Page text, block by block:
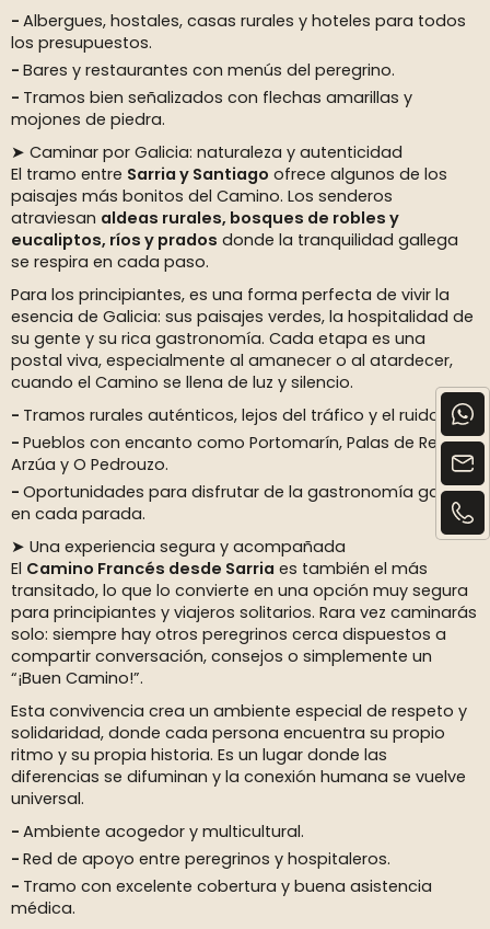
Albergues, hostales, casas rurales y hoteles para todos
los presupuestos.
Bares y restaurantes con menús del peregrino.
Tramos bien señalizados con flechas amarillas y
mojones de piedra.
➤ Caminar por Galicia: naturaleza y autenticidad
El tramo entre Sarria y Santiago ofrece algunos de los
paisajes más bonitos del Camino. Los senderos
atraviesan aldeas rurales, bosques de robles y
eucaliptos, ríos y prados donde la tranquilidad gallega
se respira en cada paso.
Para los principiantes, es una forma perfecta de vivir la
esencia de Galicia: sus paisajes verdes, la hospitalidad de
su gente y su rica gastronomía. Cada etapa es una
postal viva, especialmente al amanecer o al atardecer,
cuando el Camino se llena de luz y silencio.
Tramos rurales auténticos, lejos del tráfico y el ruido.
Pueblos con encanto como Portomarín, Palas de Rei,
Arzúa y O Pedrouzo.
Oportunidades para disfrutar de la gastronomía gallega
en cada parada.
➤ Una experiencia segura y acompañada
El Camino Francés desde Sarria es también el más
transitado, lo que lo convierte en una opción muy segura
para principiantes y viajeros solitarios. Rara vez caminarás
solo: siempre hay otros peregrinos cerca dispuestos a
compartir conversación, consejos o simplemente un
“¡Buen Camino!”.
Esta convivencia crea un ambiente especial de respeto y
solidaridad, donde cada persona encuentra su propio
ritmo y su propia historia. Es un lugar donde las
diferencias se difuminan y la conexión humana se vuelve
universal.
Ambiente acogedor y multicultural.
Red de apoyo entre peregrinos y hospitaleros.
Tramo con excelente cobertura y buena asistencia
médica.